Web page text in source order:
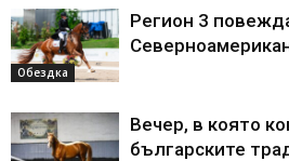
Обездка
Регион 3
Вечер, в която
българските